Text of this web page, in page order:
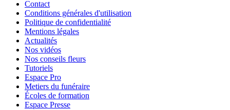
Contact
Conditions générales d'utilisation
Politique de confidentialité
Mentions légales
Actualités
Nos vidéos
Nos conseils fleurs
Tutoriels
Espace Pro
Metiers du funéraire
Écoles de formation
Espace Presse